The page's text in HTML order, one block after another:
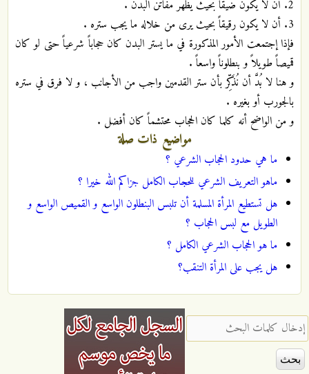
2. أن لا يكون ضيقاً بحيث يظهر مفاتن البدن .
3. أن لا يكون رقيقاً بحيث يرى من خلاله ما يجب ستره .
فإذا إجتمعت الأمور المذكورة في ما يستر البدن كان حجاباً شرعياً حتى لو كان
قميصاً طويلاً و بنطلوناً واسعاً .
و هنا لا بُدَّ أن نُذَكِّر بأن ستر القدمين واجب من الأجانب ، و لا فرق في ستره
بالجورب أو بغيره .
و من الواضح أنه كلما كان الحجاب محتشماً كان أفضل .
مواضيع ذات صلة
ما هي حدود الحجاب الشرعي ؟
ماهو التعريف الشرعي للحجاب الكامل جزاكم الله خيرا ؟
هل تستطيع المرأة المسلمة أن تلبس البنطلون الواسع و القميص الواسع و
الطويل مع لبس الحجاب ؟
ما هو الحجاب الشرعي الكامل ؟
هل يجب على المرأة التنقب؟
‏إدخال كلمات البحث ‏